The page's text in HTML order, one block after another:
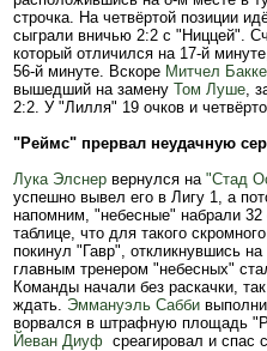
строчка. На четвёртой позиции
сыграли вничью 2:2 с "Ниццей".
который отличился на 17-й
56-й минуте. Вскоре Митчел
вышедший на замену Том Луше,
2:2. У "Лилля" 19 очков и
"Реймс" прервал неудачную
Лука Элснервернулся на "Стад
успешно вывел его в Лигу 1, а
напомним, "небесные" набрали
таблице, что для такого
покинул "Гавр", откликнувшись
главным тренером "небесных"
Команды начали без раскачки,
ждать. Эммануэль Сабби
ворвался в штрафную площадь
Йеван Диуфсреагировал и спас